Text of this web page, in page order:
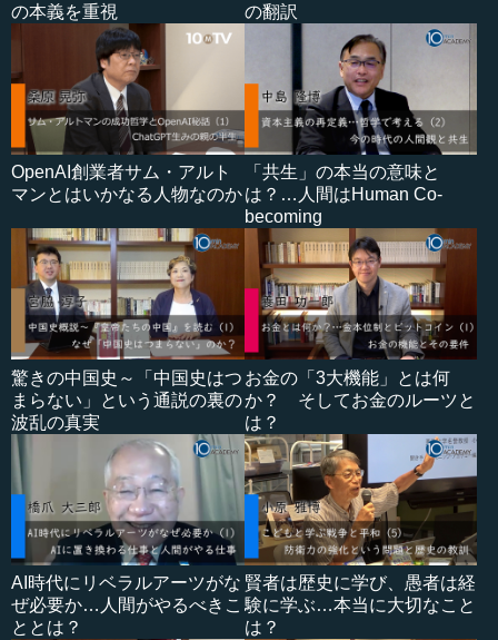
の本義を重視
の翻訳
OpenAI創業者サム・アルト
マンとはいかなる人物なのか
「共生」の本当の意味と
は？…人間はHuman Co-
becoming
驚きの中国史～「中国史はつ
まらない」という通説の裏の
波乱の真実
お金の「3大機能」とは何
か？ そしてお金のルーツと
は？
AI時代にリベラルアーツがな
ぜ必要か…人間がやるべきこ
ととは？
賢者は歴史に学び、愚者は経
験に学ぶ…本当に大切なこと
は？